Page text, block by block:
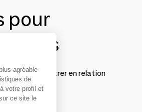
pour
et de rentrer en relation
un compte.
agréable
de
votre profil et
ce site le